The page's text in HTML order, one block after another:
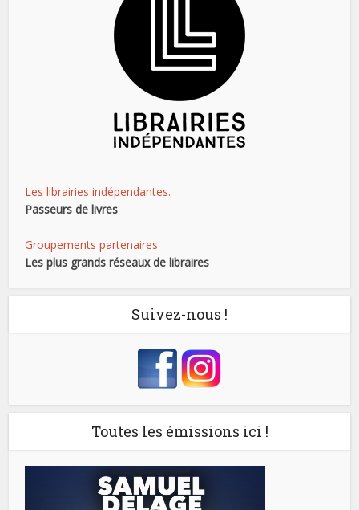
Les librairies indépendantes.
Passeurs de livres
Groupements partenaires
Les plus grands réseaux de libraires
Suivez-nous !
Toutes les émissions ici !